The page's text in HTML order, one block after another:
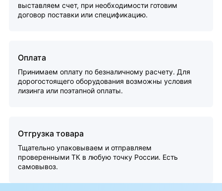
выставляем счет, при необходимости готовим
договор поставки или спецификацию.
Оплата
Принимаем оплату по безналичному расчету. Для
дорогостоящего оборудования возможны условия
лизинга или поэтапной оплаты.
Отгрузка товара
Тщательно упаковываем и отправляем
проверенными ТК в любую точку России. Есть
самовывоз.